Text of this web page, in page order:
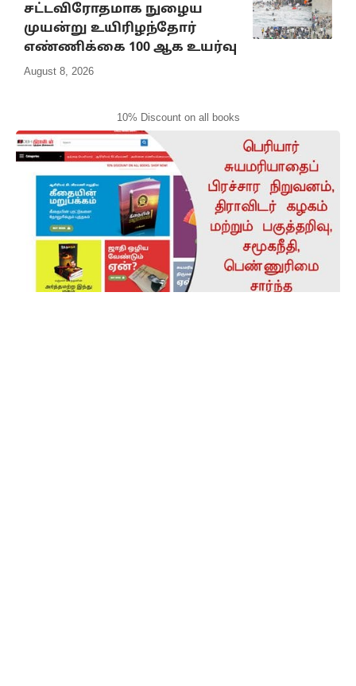
சட்டவிரோதமாக நுழைய
முயன்று உயிரிழந்தோர்
எண்ணிக்கை 100 ஆக உயர்வு
August 8, 2026
10% Discount on all books